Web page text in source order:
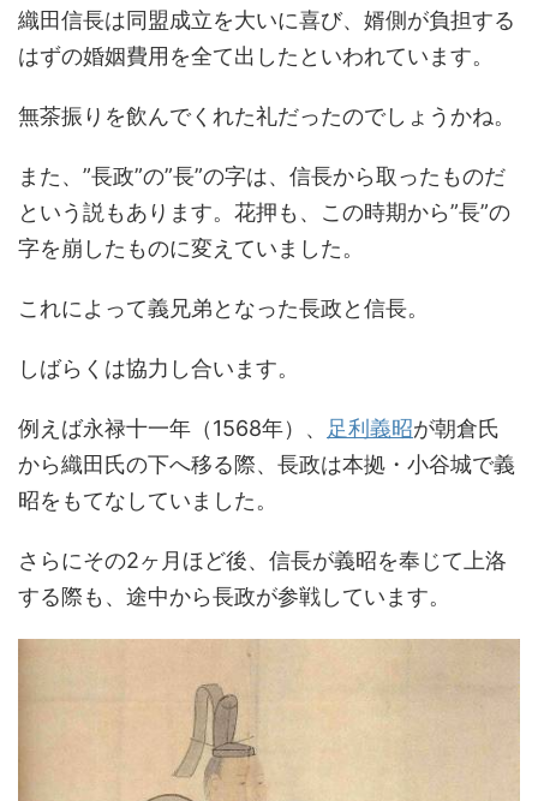
織田信長は同盟成立を大いに喜び、婿側が負担する
はずの婚姻費用を全て出したといわれています。
無茶振りを飲んでくれた礼だったのでしょうかね。
また、”長政”の”長”の字は、信長から取ったものだ
という説もあります。花押も、この時期から”長”の
字を崩したものに変えていました。
これによって義兄弟となった長政と信長。
しばらくは協力し合います。
例えば永禄十一年（1568年）、 足利義昭が朝倉氏
から織田氏の下へ移る際、長政は本拠・小谷城で義
昭をもてなしていました。
さらにその2ヶ月ほど後、信長が義昭を奉じて上洛
する際も、途中から長政が参戦しています。